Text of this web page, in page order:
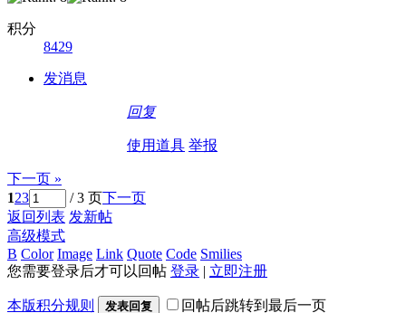
积分
8429
发消息
回复
使用道具 举报
下一页 »
123 / 3 页下一页
返回列表 发新帖
高级模式
B Color Image Link Quote Code Smilies
您需要登录后才可以回帖 登录 | 立即注册
本版积分规则 发表回复 回帖后跳转到最后一页